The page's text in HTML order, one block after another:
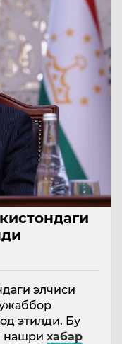
элчиси
этилди. Бу
нашри хабар